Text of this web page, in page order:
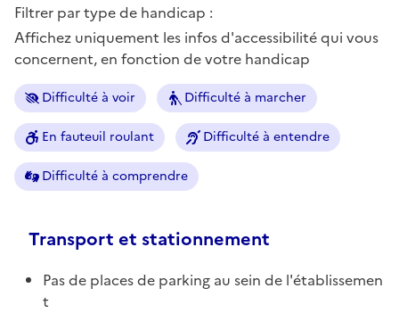
Filtrer par type de handicap :
Affichez uniquement les infos d'accessibilité qui vous
concernent, en fonction de votre handicap
Difficulté à voir Difficulté à marcher
En fauteuil roulant Difficulté à entendre
Difficulté à comprendre
Transport et stationnement
Pas de places de parking au sein de l'établissemen
t